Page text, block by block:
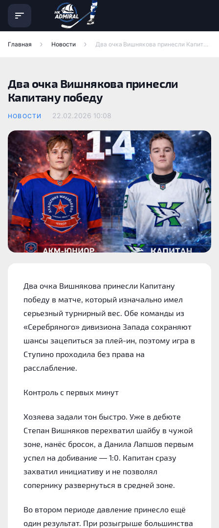
Главная Новости Два очка Вишнякова принесли Капитану победу
Два очка Вишнякова принесли
Капитану победу
НОВОСТИ 22.02.2026 10:08
Два очка Вишнякова принесли Капитану
победу в матче, который изначально имел
серьезный турнирный вес. Обе команды из
«Серебряного» дивизиона Запада сохраняют
шансы зацепиться за плей-ин, поэтому игра в
Ступино проходила без права на
расслабление.
Контроль с первых минут
Хозяева задали тон быстро. Уже в дебюте
Степан Вишняков перехватил шайбу в чужой
зоне, нанёс бросок, а Данила Лапшов первым
успел на добивание — 1:0. Капитан сразу
захватил инициативу и не позволял
сопернику развернуться в средней зоне.
Во втором периоде давление принесло ещё
один результат. При розыгрыше большинства